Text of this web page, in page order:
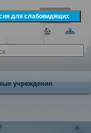
учреждения